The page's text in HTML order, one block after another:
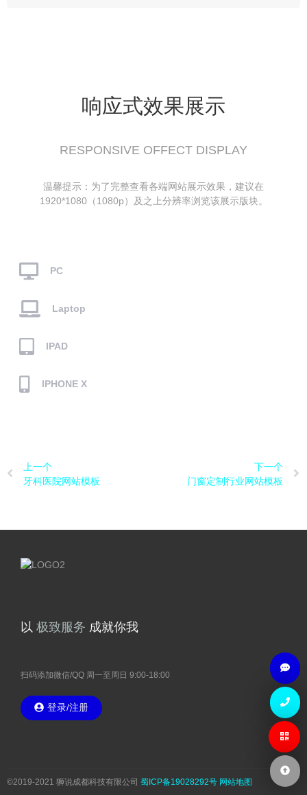
响应式效果展示
RESPONSIVE OFFECT DISPLAY
温馨提示：为了完整查看各端网站展示效果，建议在
1920*1080（1080p）及之上分辨率浏览该展示版块。
PC
Laptop
IPAD
IPHONE X
上一个
牙科医院网站模板
下一个
门窗定制行业网站模板
以 极致服务 成就你我
扫码添加微信/QQ 周一至周日 9:00-18:00
登录/注册
©2019-2021 狮说成都科技有限公司 蜀ICP备19028292号 网站地图